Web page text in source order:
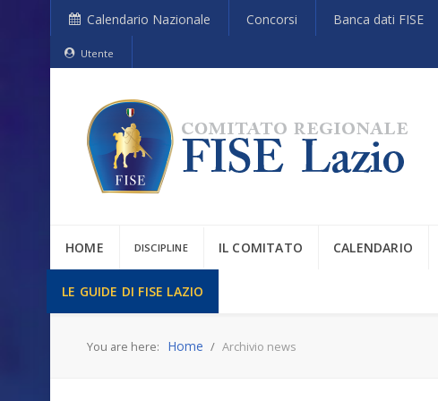
Calendario Nazionale Concorsi Banca dati FISE
Utente
HOME DISCIPLINE IL COMITATO CALENDARIO
LE GUIDE DI FISE LAZIO
You are here: Home Archivio news